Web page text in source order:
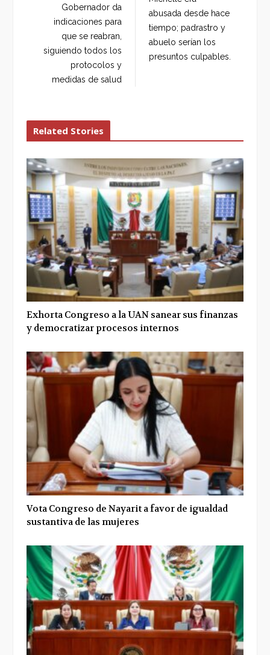
o
k
r
+
n
Gobernador da
indicaciones para
que se reabran,
siguiendo todos los
protocolos y
medidas de salud
abusada desde hace
tiempo; padrastro y
abuelo serían los
presuntos culpables.
Related Stories
Exhorta Congreso a la UAN sanear sus finanzas
y democratizar procesos internos
Vota Congreso de Nayarit a favor de igualdad
sustantiva de las mujeres